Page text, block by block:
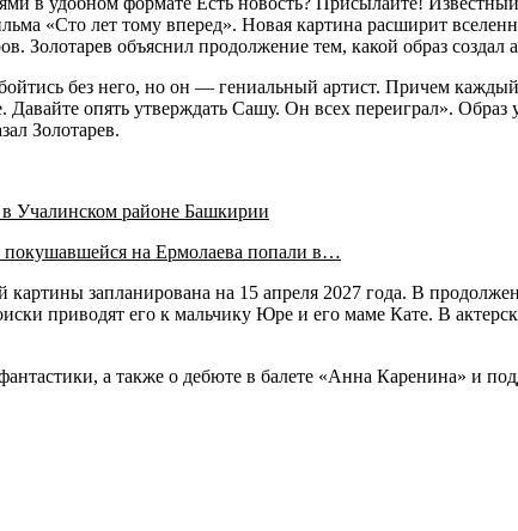
«Сто лет тому вперед». Новая картина расширит
Золотарев объяснил продолжение тем, какой образ
без него, но он — гениальный артист. Причем
Давайте опять утверждать Сашу. Он всех переиграл».
Золотарев.
Учалинском районе Башкирии
покушавшейся на Ермолаева попали в…
картины запланирована на 15 апреля 2027 года. В
приводят его к мальчику Юре и его маме Кате. В
а также о дебюте в балете «Анна Каренина» и